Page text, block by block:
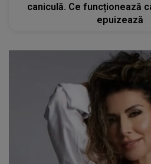
caniculă. Ce funcționează
epuizează